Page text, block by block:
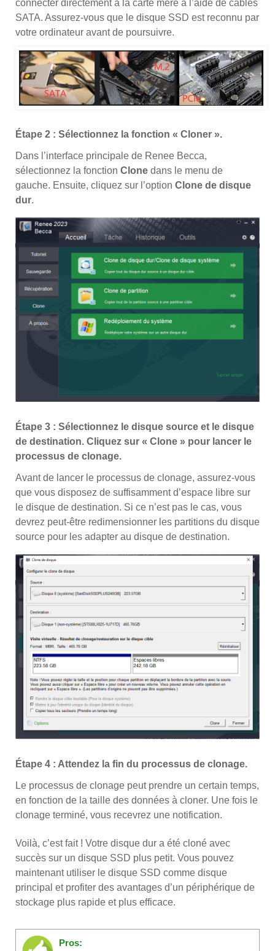
connecter directement à la carte mère à l’aide de câbles
SATA. Assurez-vous que le disque SSD est reconnu par
votre ordinateur avant de poursuivre.
Étape 2 : Sélectionnez la fonction « Cloner ».
Dans l’interface principale de Renee Becca,
sélectionnez la fonction Clone dans le menu de
gauche. Ensuite, cliquez sur l’option Clone de disque
dur.
Étape 3 : Sélectionnez le disque source et le disque
de destination. Cliquez sur « Clone » pour lancer le
processus de clonage.
Avant de lancer le processus de clonage, assurez-vous
que vous disposez de suffisamment d’espace libre sur
le disque de destination. Si ce n’est pas le cas, vous
devrez peut-être redimensionner les partitions du disque
source pour les adapter au disque de destination.
Étape 4 : Attendez la fin du processus de clonage.
Le processus de clonage peut prendre un certain temps,
en fonction de la taille des données à cloner. Une fois le
clonage terminé, vous recevrez une notification.
Voilà, c’est fait ! Votre disque dur a été cloné avec
succès sur un disque SSD plus petit. Vous pouvez
maintenant utiliser le disque SSD comme disque
principal et profiter des avantages d’un périphérique de
stockage plus rapide et plus efficace.
Pros: